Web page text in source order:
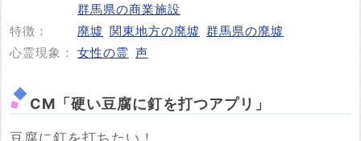
群馬県の商業施設
特徴：
廃墟 関東地方の廃墟 群馬県の廃墟
心霊現象： 女性の霊 声
CM「硬い豆腐に釘を打つアプリ」
豆腐に釘を打ちたい！